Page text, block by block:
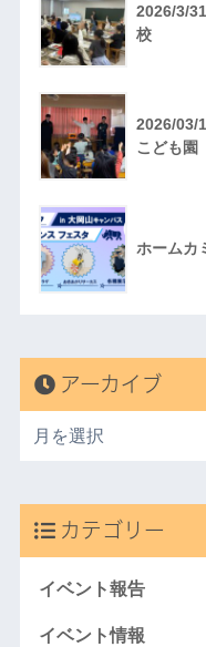
2026/3/
校
2026/03/
こども園
ホームカ
アーカイブ
カテゴリー
イベント報告
イベント情報